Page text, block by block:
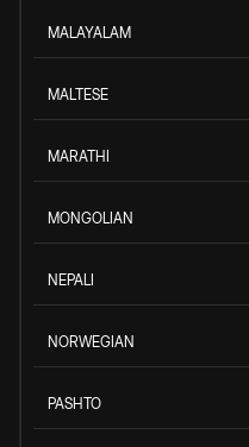
MALAYALAM
MALTESE
MARATHI
MONGOLIAN
NEPALI
NORWEGIAN
PASHTO